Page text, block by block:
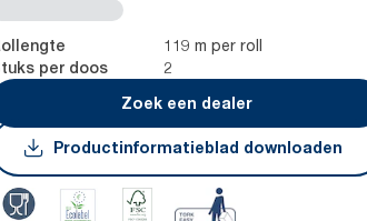
119 m per roll
per doos
2
Zoek een dealer
Productinformatieblad downloaden